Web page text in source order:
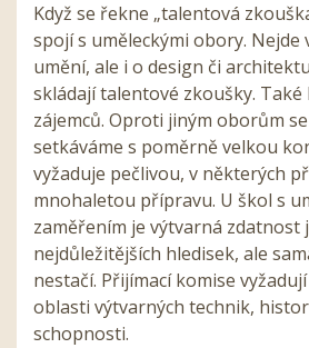
Když se řekne „talentová
spojí s uměleckými obory. Nejde
umění, ale i o design či
skládají talentové zkoušky.
zájemců. Oproti jiným oborům
setkáváme s poměrně velkou
vyžaduje pečlivou, v některých
mnohaletou přípravu. U škol s
zaměřením je výtvarná zdatnost
nejdůležitějších hledisek, ale
nestačí. Přijímací komise
oblasti výtvarných technik,
schopnosti.